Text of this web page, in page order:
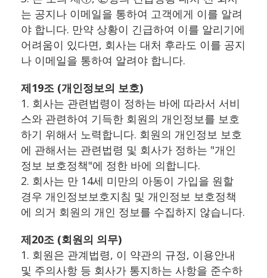
는 공지나 이메일을 통하여 고객에게 이를 알려
야 합니다. 만약 상황이 긴급하여 이를 알리기에
어려움이 있다면, 회사는 대처 후라도 이를 공지
나 이메일을 통하여 알려야 합니다.
제19조 (개인정보의 보호)
1. 회사는 관련법령이 정하는 바에 따라서 서비
스와 관련하여 기득한 회원의 개인정보를 보호
하기 위해서 노력합니다. 회원의 개인정보 보호
에 관해서는 관련법령 및 회사가 정하는 "개인
정보 보호정책"에 정한 바에 의합니다.
2. 회사는 만 14세 미만의 아동이 가입을 원할
경우 개인정보보호지침 및 개인정보 보호정책
에 의거 회원의 개인 정보를 수집하지 않습니다.
제20조 (회원의 의무)
1. 회원은 관계법령, 이 약관의 규정, 이용안내
및 주의사항 등 회사가 통지하는 사항을 준수하